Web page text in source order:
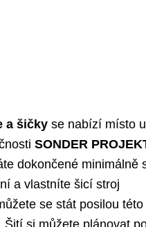
a šičky se nabízí místo u
SONDER
dokončené minimálně
a vlastníte šicí stroj
se stát posilou této
Šití si můžete plánovat